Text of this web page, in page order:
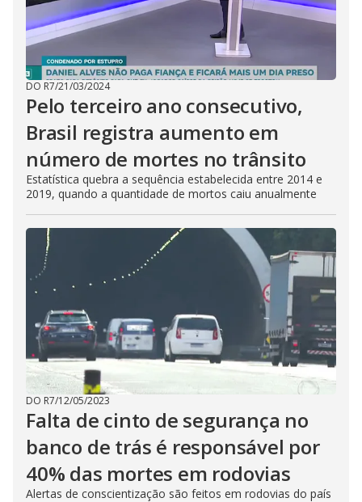
DO R7/21/03/2024
Pelo terceiro ano consecutivo,
Brasil registra aumento em
número de mortes no trânsito
Estatística quebra a sequência estabelecida entre 2014 e
2019, quando a quantidade de mortos caiu anualmente
DO R7/12/05/2023
Falta de cinto de segurança no
banco de trás é responsável por
40% das mortes em rodovias
Alertas de conscientização são feitos em rodovias do país